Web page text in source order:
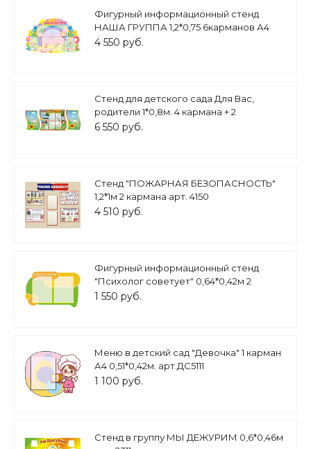
Фигурный информационный стенд
НАША ГРУППА 1,2*0,75 6карманов А4
арт. 2517_1
4 550 руб.
Стенд для детского сада Для Вас,
родители 1*0,8м. 4 кармана + 2
магнитных стенда арт.2960
6 550 руб.
Стенд "ПОЖАРНАЯ БЕЗОПАСНОСТЬ"
1,2*1м 2 кармана арт. 4150
4 510 руб.
Фигурный информационный стенд
"Психолог советует" 0,64*0,42м 2
кармана А4 арт. П1796
1 550 руб.
Меню в детский сад "Девочка" 1 карман
А4 0,51*0,42м. арт.ДС5111
1 100 руб.
Cтенд в группу МЫ ДЕЖУРИМ 0,6*0,46м